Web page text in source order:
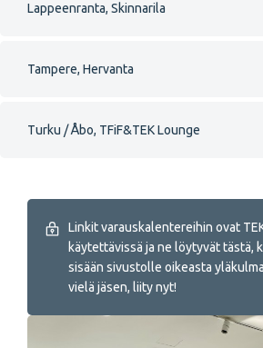
Lappeenranta, Skinnarila
Tampere, Hervanta
Turku / Åbo, TFiF&TEK Lounge
Linkit varauskalentereihin ovat
käytettävissä ja ne löytyvät tästä,
sisään sivustolle oikeasta
vielä jäsen, liity nyt!